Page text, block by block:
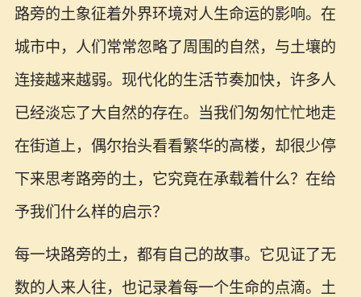
路旁的土象征着外界环境对人生命运的影响。在
城市中，人们常常忽略了周围的自然，与土壤的
连接越来越弱。现代化的生活节奏加快，许多人
已经淡忘了大自然的存在。当我们匆匆忙忙地走
在街道上，偶尔抬头看看繁华的高楼，却很少停
下来思考路旁的土，它究竟在承载着什么？在给
予我们什么样的启示？
每一块路旁的土，都有自己的故事。它见证了无
数的人来人往，也记录着每一个生命的点滴。土